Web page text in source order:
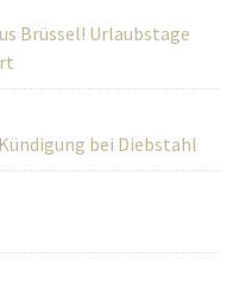
Brüssel! Urlaubstage
bei Diebstahl